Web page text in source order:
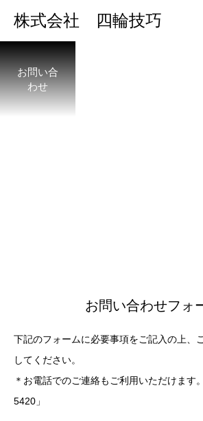
株式会社 四輪技巧
お問い合
わせ
お問い合わせフォ
下記のフォームに必要事項をご記入の上、
してください。
＊お電話でのご連絡もご利用いただけま
5420」